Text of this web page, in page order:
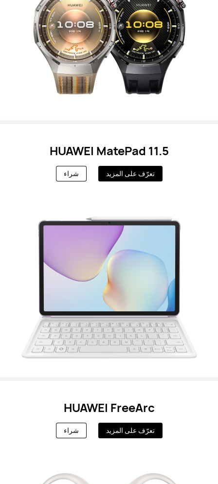
HUAWEI MatePad 11.5
تعرّف على المزيد شراء
HUAWEI FreeArc
تعرّف على المزيد شراء